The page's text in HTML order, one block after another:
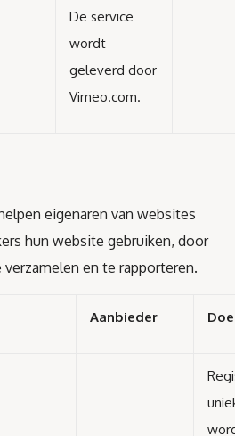
De service
wordt
geleverd door
Vimeo.com.
eigenaren van websites
hun website gebruiken, door
en te rapporteren.
Aanbieder